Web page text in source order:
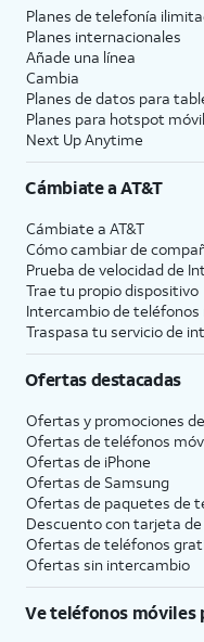
Planes de telefonía
Planes internacionales
Añade una línea
Cambia
Planes de datos para
Planes para hotspot móvil
Next Up Anytime
Cámbiate aAT&T
Cámbiate a AT&T
Cómo cambiar de
Prueba de velocidad de
Trae tu propio dispositivo
Intercambio de teléfonos
Traspasa tu servicio de
Ofertas destacadas
Ofertas y promociones de
Ofertas de teléfonos
Ofertas de iPhone
Ofertas de Samsung
Ofertas de paquetes de
Descuento con tarjeta
Ofertas de teléfonos
Ofertas sin intercambio
Ve teléfonos móviles